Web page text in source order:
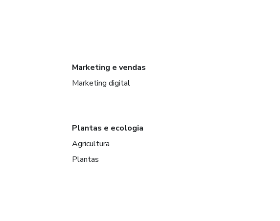
Marketing e vendas
Marketing digital
Plantas e ecologia
Agricultura
Plantas